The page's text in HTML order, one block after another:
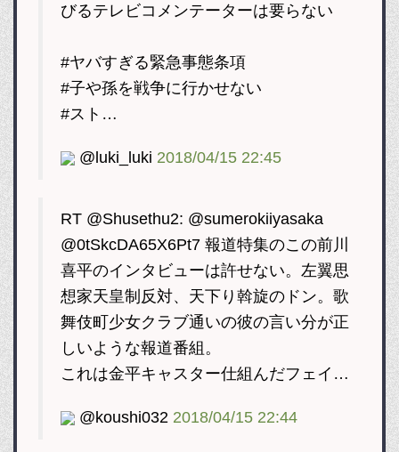
びるテレビコメンテーターは要らない
#ヤバすぎる緊急事態条項
#子や孫を戦争に行かせない
#スト…
@luki_luki 2018/04/15 22:45
RT @Shusethu2: @sumerokiiyasaka
@0tSkcDA65X6Pt7 報道特集のこの前川
喜平のインタビューは許せない。左翼思
想家天皇制反対、天下り斡旋のドン。歌
舞伎町少女クラブ通いの彼の言い分が正
しいような報道番組。
これは金平キャスター仕組んだフェイ…
@koushi032 2018/04/15 22:44